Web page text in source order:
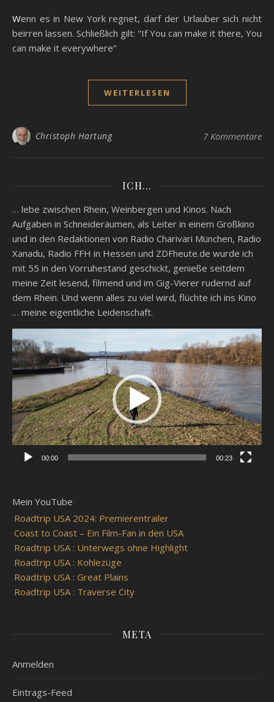
Wenn es in New York regnet, darf der Urlauber sich nicht
beirren lassen. Schließlich gilt: "If You can make it there, You
can make it everywhere“
WEITERLESEN
Christoph Hartung 7 Kommentare
ICH…
… lebe zwischen Rhein, Weinbergen und Kinos. Nach
Aufgaben in Schneideräumen, als Leiter in einem Großkino
und in den Redaktionen von Radio Charivari München, Radio
Xanadu, Radio FFH in Hessen und ZDFheute.de wurde ich
mit 55 in den Vorruhestand geschickt, genieße seitdem
meine Zeit lesend, filmend und im Gig-Vierer rudernd auf
dem Rhein. Und wenn alles zu viel wird, flüchte ich ins Kino
… meine eigentliche Leidenschaft.
Video-
Player
00:00 00:23
Mein YouTube
Roadtrip USA 2024: Premierentrailer
Coast to Coast – Ein Film-Fan in den USA
Roadtrip USA : Unterwegs ohne Highlight
Roadtrip USA : Kohlezüge
Roadtrip USA : Great Plains
Roadtrip USA : Traverse City
META
Anmelden
Eintrags-Feed